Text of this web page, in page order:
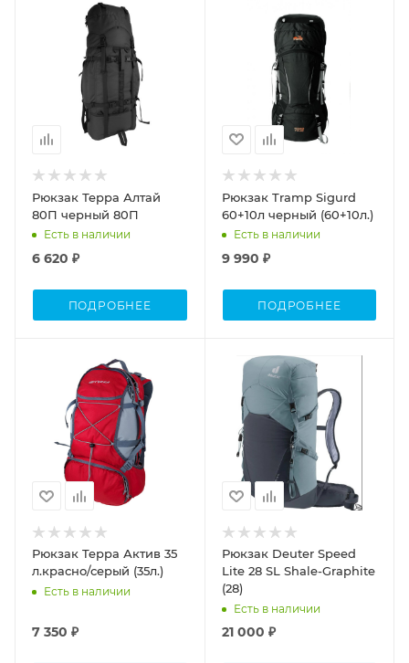
Рюкзак Терра Алтай
80П черный 80П
Есть в наличии
6 620 ₽
ПОДРОБНЕЕ
Рюкзак Tramp Sigurd
60+10л черный (60+10л.)
Есть в наличии
9 990 ₽
ПОДРОБНЕЕ
Рюкзак Teррa Актив 35
л.красно/серый (35л.)
Есть в наличии
7 350 ₽
Объем
20-40
Рюкзак Deuter Speed
Lite 28 SL Shale-Graphite
(28)
Есть в наличии
21 000 ₽